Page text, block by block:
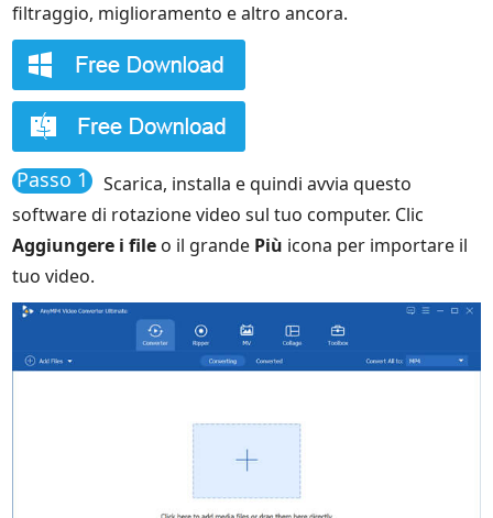
filtraggio, miglioramento e altro ancora.
Passo 1
Scarica, installa e quindi avvia questo
software di rotazione video sul tuo computer. Clic
Aggiungere i file o il grande Più icona per importare il
tuo video.